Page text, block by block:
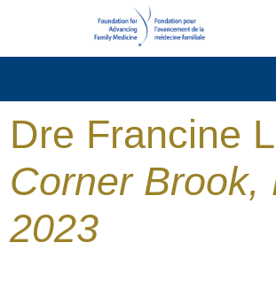
Dre Francine
Corner Brook,
2023